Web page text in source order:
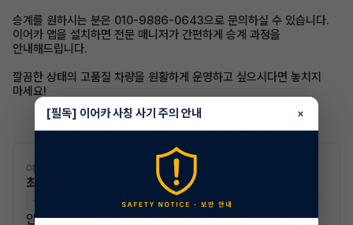
승계를 원하시는 분은 010-9886-0643으로 문의하실 수 있습니다.
이어카 앱을 설치하면 전문 매니저가 간편하게 승계 과정을
안내해드립니다.
깔끔한 상태의 고품질 차량을 원활하게 운영하고 싶으시다면 놓치지
마세요!
여신전문인증 01-0000000000
최수아 매니저
전문교육수료 자격인증완료
안녕하세요 빠른 승계 전문 매니저 최수아 입니다. 성실한 사
[필독] 이어카 사칭 사기 주의 안내 ×